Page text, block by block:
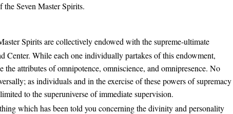
Seven Master Spirits.
Spirits are collectively endowed with the supreme-ultimate
Center. While each one individually partakes of this endowment,
attributes of omnipotence, omniscience, and omnipresence. No
as individuals and in the exercise of these powers of supremacy
to the superuniverse of immediate supervision.
which has been told you concerning the divinity and personality